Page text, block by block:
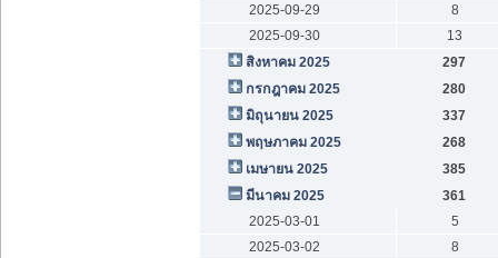
2025-09-29
8
2025-09-30
13
สิงหาคม 2025
297
กรกฎาคม 2025
280
มิถุนายน 2025
337
พฤษภาคม 2025
268
เมษายน 2025
385
มีนาคม 2025
361
2025-03-01
5
2025-03-02
8